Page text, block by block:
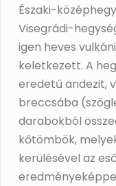
Északi-
Visegrádi-
igen heves
keletkezett. A
eredetű andezit,
breccsába
darabokból
kőtömbök,
kerülésével az